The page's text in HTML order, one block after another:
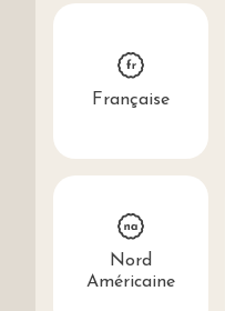
Française
Nord
Américaine